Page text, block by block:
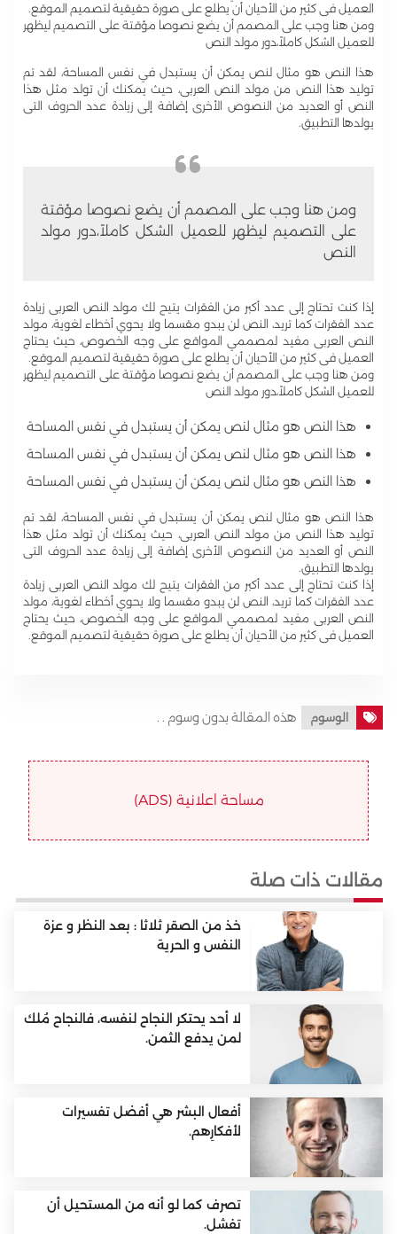
العميل فى كثير من الأحيان أن يطلع على صورة حقيقية لتصميم الموقع.
ومن هنا وجب على المصمم أن يضع نصوصا مؤقتة على التصميم ليظهر
للعميل الشكل كاملاً،دور مولد النص
هذا النص هو مثال لنص يمكن أن يستبدل في نفس المساحة، لقد تم
توليد هذا النص من مولد النص العربى، حيث يمكنك أن تولد مثل هذا
النص أو العديد من النصوص الأخرى إضافة إلى زيادة عدد الحروف التى
يولدها التطبيق.
ومن هنا وجب على المصمم أن يضع نصوصا مؤقتة
على التصميم ليظهر للعميل الشكل كاملاً،دور مولد
النص
إذا كنت تحتاج إلى عدد أكبر من الفقرات يتيح لك مولد النص العربى زيادة
عدد الفقرات كما تريد، النص لن يبدو مقسما ولا يحوي أخطاء لغوية، مولد
النص العربى مفيد لمصممي المواقع على وجه الخصوص، حيث يحتاج
العميل فى كثير من الأحيان أن يطلع على صورة حقيقية لتصميم الموقع.
ومن هنا وجب على المصمم أن يضع نصوصا مؤقتة على التصميم ليظهر
للعميل الشكل كاملاً،دور مولد النص
هذا النص هو مثال لنص يمكن أن يستبدل في نفس المساحة
هذا النص هو مثال لنص يمكن أن يستبدل في نفس المساحة
هذا النص هو مثال لنص يمكن أن يستبدل في نفس المساحة
هذا النص هو مثال لنص يمكن أن يستبدل في نفس المساحة، لقد تم
توليد هذا النص من مولد النص العربى، حيث يمكنك أن تولد مثل هذا
النص أو العديد من النصوص الأخرى إضافة إلى زيادة عدد الحروف التى
يولدها التطبيق.
إذا كنت تحتاج إلى عدد أكبر من الفقرات يتيح لك مولد النص العربى زيادة
عدد الفقرات كما تريد، النص لن يبدو مقسما ولا يحوي أخطاء لغوية، مولد
النص العربى مفيد لمصممي المواقع على وجه الخصوص، حيث يحتاج
العميل فى كثير من الأحيان أن يطلع على صورة حقيقية لتصميم الموقع.
الوسوم هذه المقالة بدون وسوم . .
مساحة اعلانية (ADS)
مقالات ذات صلة
خذ من الصقر ثلاثا : بعد النظر و عزة
النفس و الحرية
لا أحد يحتكر النجاح لنفسه، فالنجاح مُلك
لمن يدفع الثمن.
أفعال البشر هي أفضل تفسيرات
لأفكارِهم.
تصرف كما لو أنه من المستحيل أن
تفشل.